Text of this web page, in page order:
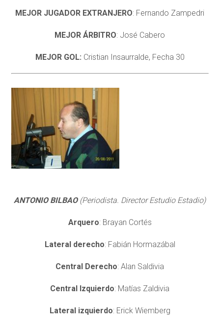
MEJOR JUGADOR EXTRANJERO: Fernando Zampedri
MEJOR ÁRBITRO: José Cabero
MEJOR GOL: Cristian Insaurralde, Fecha 30
ANTONIO BILBAO (Periodista. Director Estudio Estadio)
Arquero: Brayan Cortés
Lateral derecho: Fabián Hormazábal
Central Derecho: Alan Saldivia
Central Izquierdo: Matías Zaldivia
Lateral izquierdo: Erick Wiemberg